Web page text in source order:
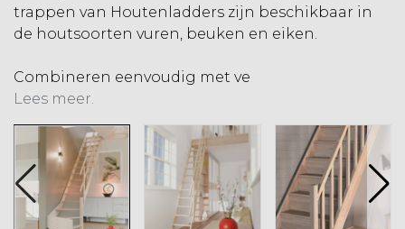
trappen van Houtenladders zijn beschikbaar in
de houtsoorten vuren, beuken en eiken.
Combineren eenvoudig met ve
Lees meer.